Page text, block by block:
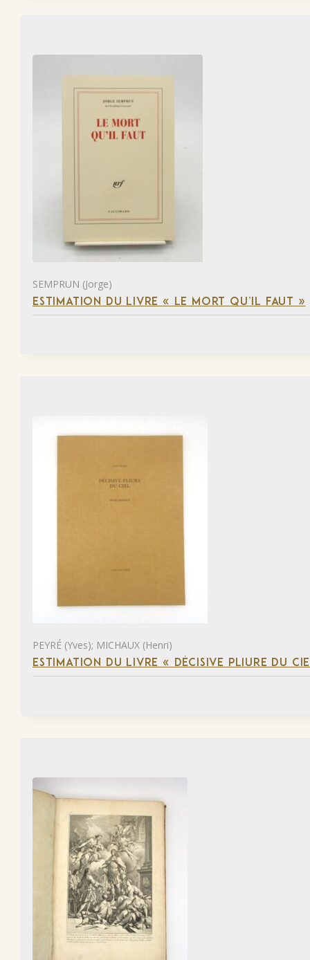
SEMPRUN (Jorge)
ESTIMATION DU LIVRE « LE MORT QU’IL FAUT »
PEYRÉ (Yves); MICHAUX (Henri)
ESTIMATION DU LIVRE « DÉCISIVE PLIURE DU